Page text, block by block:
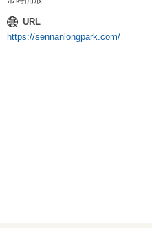
URL
https://sennanlongpark.com/